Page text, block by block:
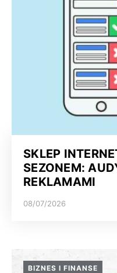
SKLEP
SEZONEM:
REKLAMAMI
08/07/2026
BIZNES I FINANSE